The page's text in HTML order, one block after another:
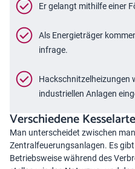
Er gelangt mithilfe einer
Als Energieträger
infrage.
Hackschnitzelheizungen
industriellen Anlagen
Verschiedene
Man unterscheidet zwischen
Zentralfeuerungsanlagen. Es
Betriebsweise während des